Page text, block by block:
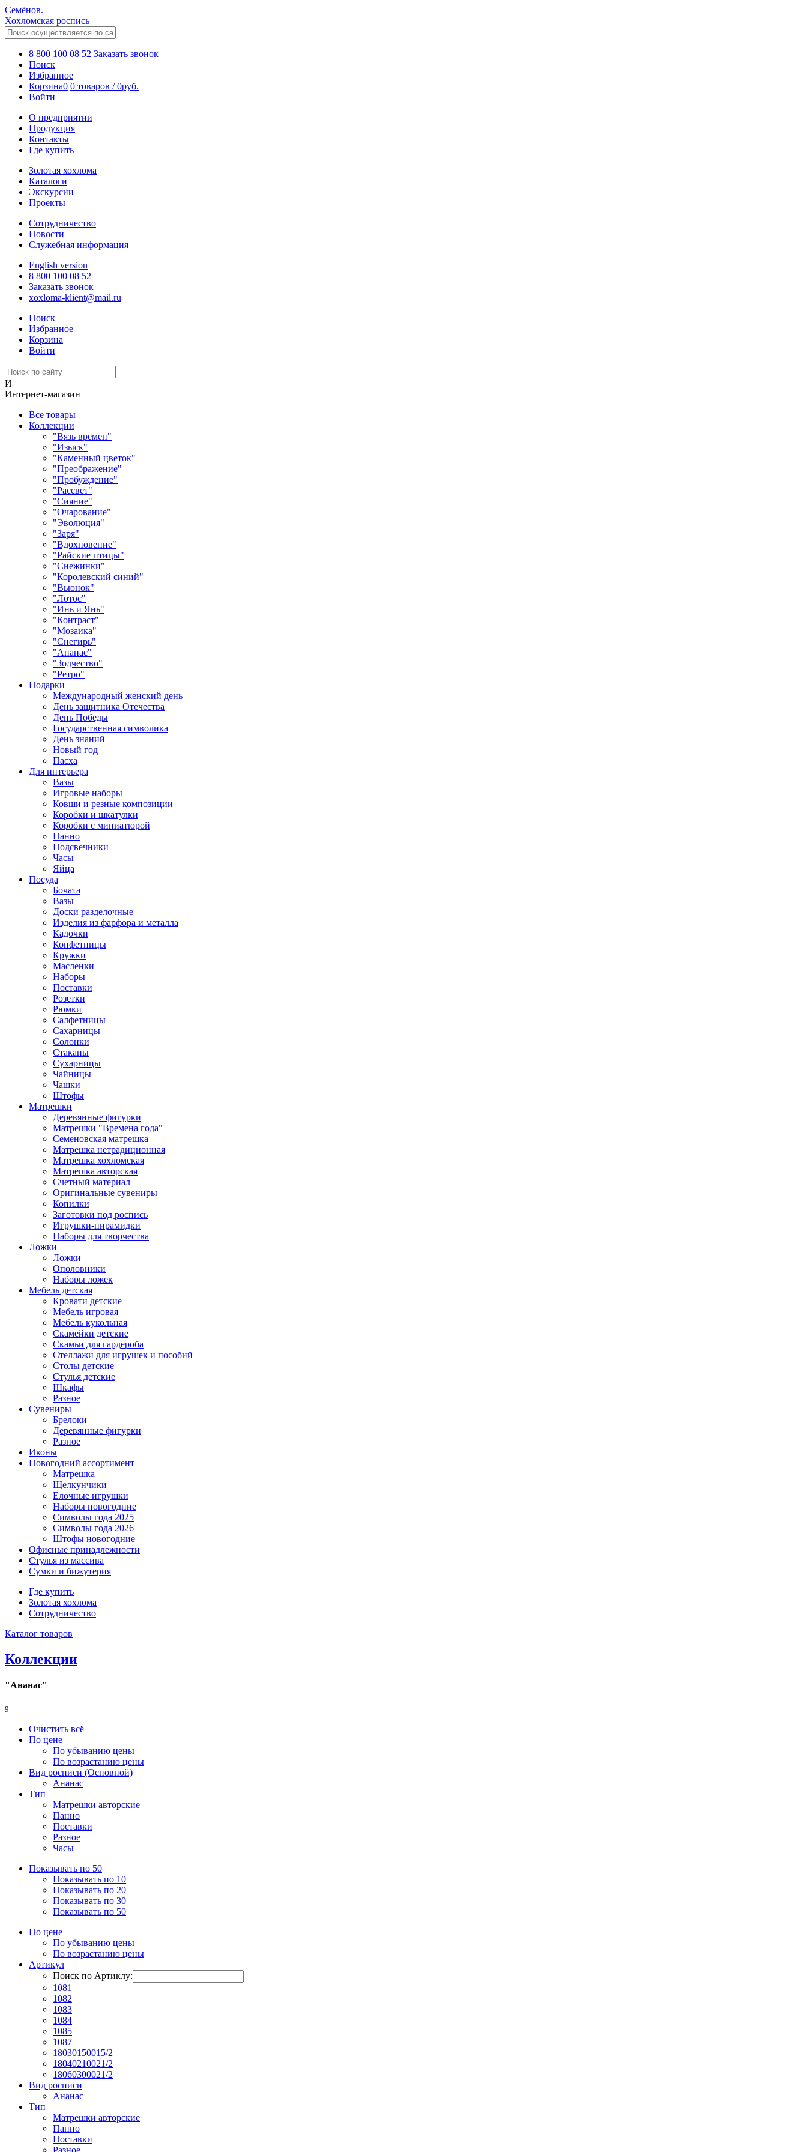
Семёнов.
Хохломская роспись
8 800 100 08 52 Заказать звонок
Поиск
Избранное
Корзина0 0 товаров /0руб.
Войти
О предприятии
Продукция
Контакты
Где купить
Золотая хохлома
Каталоги
Экскурсии
Проекты
Сотрудничество
Новости
Служебная информация
English version
8 800 100 08 52
Заказать звонок
xoxloma-klient@mail.ru
Поиск
Избранное
Корзина
Войти
И
Интернет-магазин
Все товары
Коллекции
"Вязь времен"
"Изыск"
"Каменный цветок"
"Преображение"
"Пробуждение"
"Рассвет"
"Сияние"
"Очарование"
"Эволюция"
"Заря"
"Вдохновение"
"Райские птицы"
"Снежинки"
"Королевский синий"
"Вьюнок"
"Лотос"
"Инь и Янь"
"Контраст"
"Мозаика"
"Снегирь"
"Ананас"
"Зодчество"
"Ретро"
Подарки
Международный женский день
День защитника Отечества
День Победы
Государственная символика
День знаний
Новый год
Пасха
Для интерьера
Вазы
Игровые наборы
Ковши и резные композиции
Коробки и шкатулки
Коробки с миниатюрой
Панно
Подсвечники
Часы
Яйца
Посуда
Бочата
Вазы
Доски разделочные
Изделия из фарфора и металла
Кадочки
Конфетницы
Кружки
Масленки
Наборы
Поставки
Розетки
Рюмки
Салфетницы
Сахарницы
Солонки
Стаканы
Сухарницы
Чайницы
Чашки
Штофы
Матрешки
Деревянные фигурки
Матрешки "Времена года"
Семеновская матрешка
Матрешка нетрадиционная
Матрешка хохломская
Матрешка авторская
Счетный материал
Оригинальные сувениры
Копилки
Заготовки под роспись
Игрушки-пирамидки
Наборы для творчества
Ложки
Ложки
Ополовники
Наборы ложек
Мебель детская
Кровати детские
Мебель игровая
Мебель кукольная
Скамейки детские
Скамьи для гардероба
Стеллажи для игрушек и пособий
Столы детские
Стулья детские
Шкафы
Разное
Сувениры
Брелоки
Деревянные фигурки
Разное
Иконы
Новогодний ассортимент
Матрешка
Щелкунчики
Елочные игрушки
Наборы новогодние
Символы года 2025
Символы года 2026
Штофы новогодние
Офисные принадлежности
Стулья из массива
Сумки и бижутерия
Где купить
Золотая хохлома
Сотрудничество
Каталог товаров
Коллекции
"Ананас"
9
Очистить всё
По цене
По убыванию цены
По возрастанию цены
Вид росписи (Основной)
Ананас
Тип
Матрешки авторские
Панно
Поставки
Разное
Часы
Показывать по 50
Показывать по 10
Показывать по 20
Показывать по 30
Показывать по 50
По цене
По убыванию цены
По возрастанию цены
Артикул
Поиск по Артиклу:
1081
1082
1083
1084
1085
1087
18030150015/2
18040210021/2
18060300021/2
Вид росписи
Ананас
Тип
Матрешки авторские
Панно
Поставки